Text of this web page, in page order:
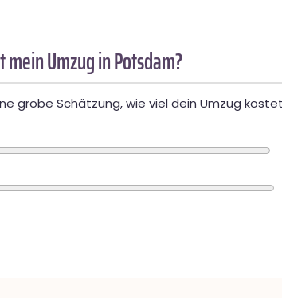
Umzug in Potsdam?
grobe Schätzung, wie viel dein Umzug